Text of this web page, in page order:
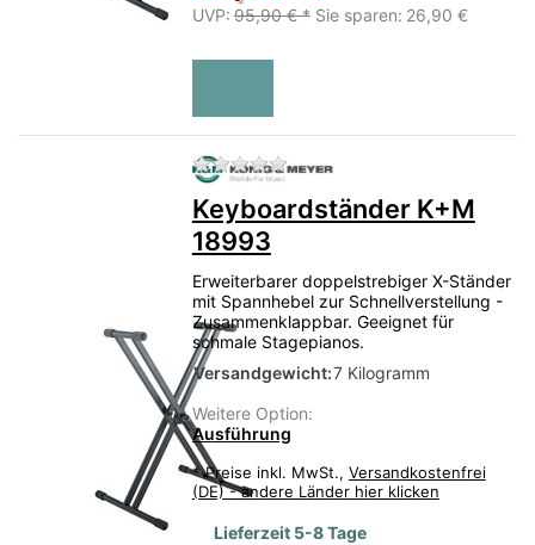
UVP: 95,90 € * Sie sparen: 26,90 €
Zu diesem Produkt liegen
Keyboardständer K+M
18993
Erweiterbarer doppelstrebiger X-Ständer
mit Spannhebel zur Schnellverstellung -
Zusammenklappbar. Geeignet für
schmale Stagepianos.
Versandgewicht:7 Kilogramm
Weitere Option:
Ausführung
* Preise inkl. MwSt., Versandkostenfrei
(DE) - andere Länder hier klicken
Lieferzeit 5-8 Tage